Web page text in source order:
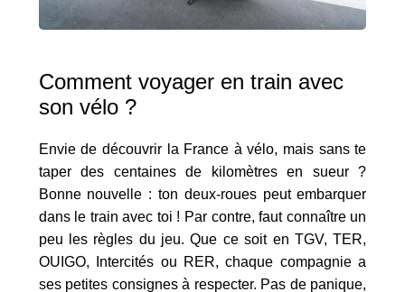
Comment voyager en train avec
son vélo ?
Envie de découvrir la France à vélo, mais sans te
taper des centaines de kilomètres en sueur ?
Bonne nouvelle : ton deux-roues peut embarquer
dans le train avec toi ! Par contre, faut connaître un
peu les règles du jeu. Que ce soit en TGV, TER,
OUIGO, Intercités ou RER, chaque compagnie a
ses petites consignes à respecter. Pas de panique,